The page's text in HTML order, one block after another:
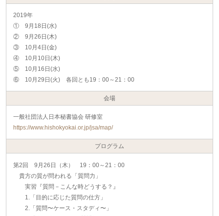
2019年
① 9月18日(水)
② 9月26日(木)
③ 10月4日(金)
④ 10月10日(木)
⑤ 10月16日(水)
⑥ 10月29日(火) 各回とも19：00～21：00
会場
一般社団法人日本秘書協会 研修室
https://www.hishokyokai.or.jp/jsa/map/
プログラム
第2回 9月26日（木） 19：00～21：00
貴方の質が問われる「質問力」
実習『質問－こんな時どうする？』
1.「目的に応じた質問の仕方」
2.「質問〜ケース・スタディ〜」